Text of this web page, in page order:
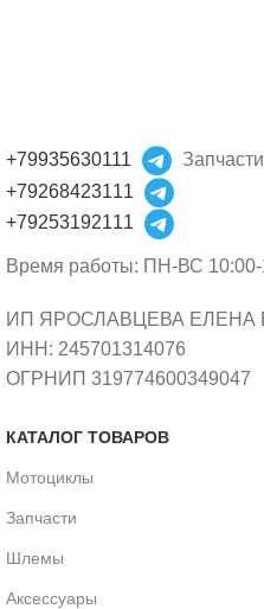
+79935630111
Запчасти
+79268423111
+79253192111
Время работы: ПН-ВС 10:00-
ИП ЯРОСЛАВЦЕВА
ИНН: 245701314076
ОГРНИП 319774600349047
КАТАЛОГ ТОВАРОВ
Мотоциклы
Запчасти
Шлемы
Аксессуары